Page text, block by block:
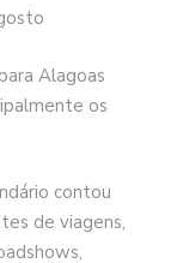
Alagoas
os
contou
de viagens,